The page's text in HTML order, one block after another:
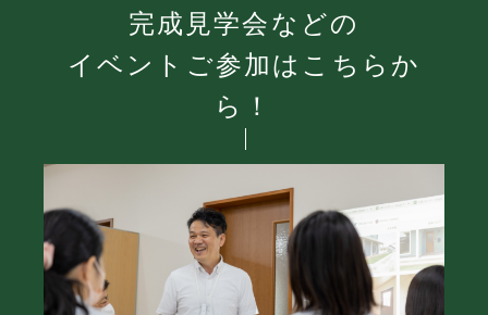
完成見学会などの
イベントご参加はこちらか
ら！